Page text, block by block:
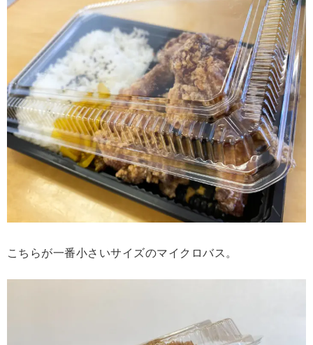
こちらが一番小さいサイズのマイクロバス。